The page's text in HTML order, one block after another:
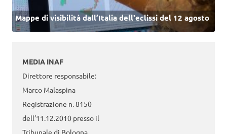
Mappe di visibilità dall’Italia dell'eclissi del 12 agosto
MEDIA INAF
Direttore responsabile:
Marco Malaspina
Registrazione n. 8150
dell’11.12.2010 presso il